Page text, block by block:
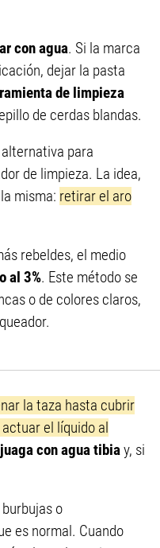
con agua. Si la marca
dejar la pasta
de limpieza
de cerdas blandas.
para
de limpieza. La idea,
misma: retirar el aro
rebeldes, el medio
al 3%. Este método se
o de colores claros,
la taza hasta cubrir
el líquido al
con agua tibiay, si
o
es normal. Cuando